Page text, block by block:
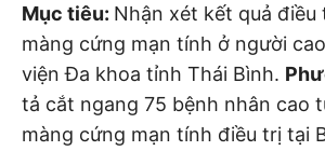
Mục tiêu: Nhận xét kết quả điều
màng cứng mạn tính ở người
viện Đa khoa tỉnh Thái Bình.
tả cắt ngang 75 bệnh nhân cao
màng cứng mạn tính điều trị tại